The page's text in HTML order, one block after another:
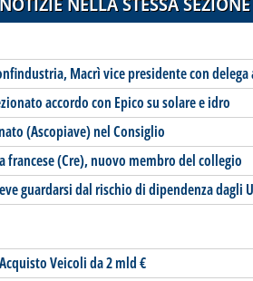
Macrì vice presidente con delega
accordo con Epico su solare e idro
(Ascopiave) nel Consiglio
francese (Cre), nuovo membro del collegio
guardarsi dal rischio di dipendenza dagli
Veicoli da 2 mld €